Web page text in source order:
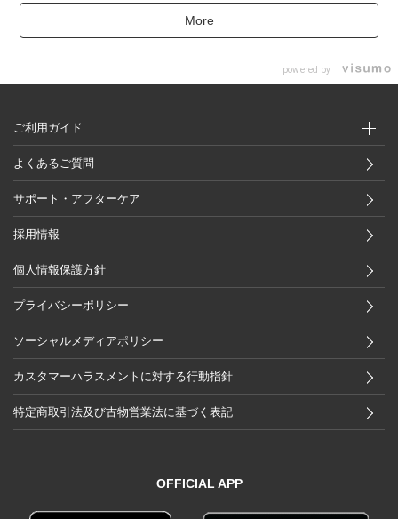
More
powered by
ご利用ガイド
よくあるご質問
サポート・アフターケア
採用情報
個人情報保護方針
プライバシーポリシー
ソーシャルメディアポリシー
カスタマーハラスメントに対する行動指針
特定商取引法及び古物営業法に基づく表記
OFFICIAL APP